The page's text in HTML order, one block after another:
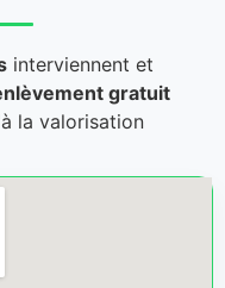
interviennent et
gratuit
la valorisation